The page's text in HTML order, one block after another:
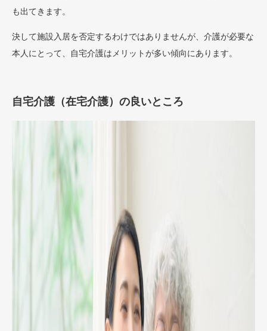
も出てきます。
決して施設入居を否定するわけではありませんが、介護が必要な
本人にとって、自宅介護はメリットが多い傾向にあります。
自宅介護（在宅介護）の良いところ